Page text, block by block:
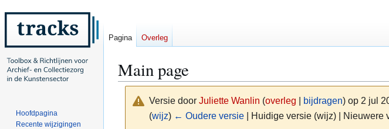
Main page
Versie door Juliette Wanlin (overleg bijdragen)op 2 jul
(wijz) ← Oudere versie| Huidige versie (wijz) | Nieuwere
Pagina Overleg
Hoofdpagina
Recente wijzigingen